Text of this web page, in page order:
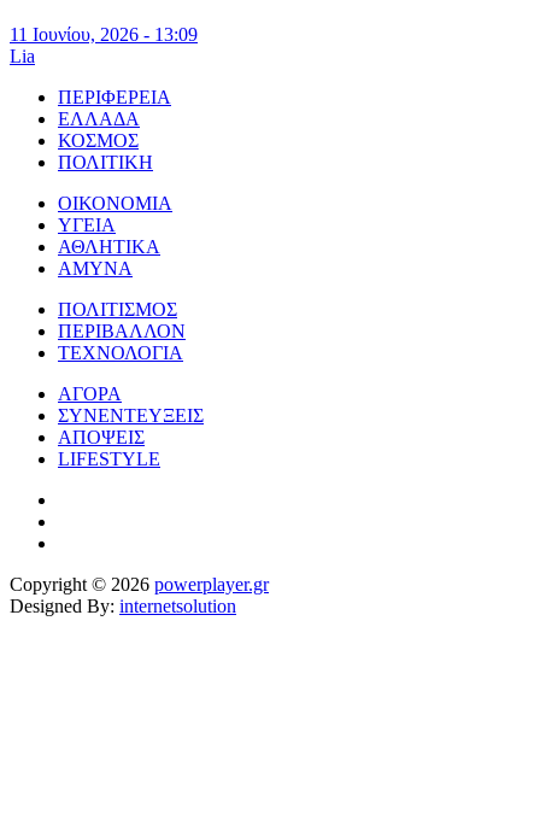
11 Ιουνίου, 2026 - 13:09
Lia
ΠΕΡΙΦΕΡΕΙΑ
ΕΛΛΑΔΑ
ΚΟΣΜΟΣ
ΠΟΛΙΤΙΚΗ
ΟΙΚΟΝΟΜΙΑ
ΥΓΕΙΑ
ΑΘΛΗΤΙΚΑ
ΑΜΥΝΑ
ΠΟΛΙΤΙΣΜΟΣ
ΠΕΡΙΒΑΛΛΟΝ
ΤΕΧΝΟΛΟΓΙΑ
ΑΓΟΡΑ
ΣΥΝΕΝΤΕΥΞΕΙΣ
ΑΠΟΨΕΙΣ
LIFESTYLE
Copyright © 2026 powerplayer.gr
Designed By: internetsolution